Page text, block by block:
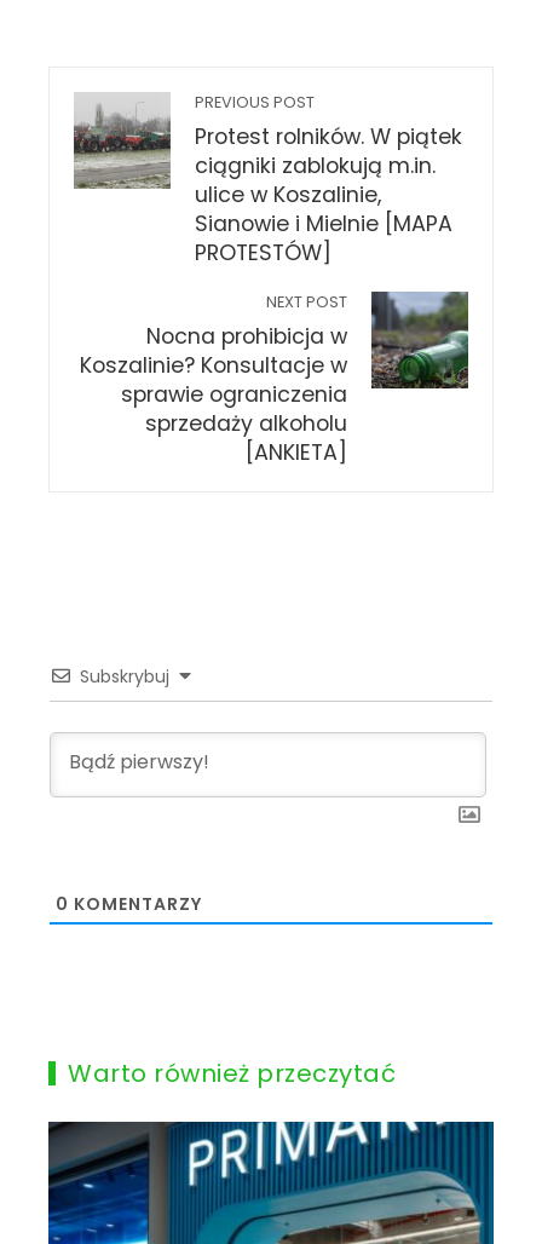
PREVIOUS POST
Protest rolników. W piątek
ciągniki zablokują m.in.
ulice w Koszalinie,
Sianowie i Mielnie [MAPA
PROTESTÓW]
NEXT POST
Nocna prohibicja w
Koszalinie? Konsultacje w
sprawie ograniczenia
sprzedaży alkoholu
[ANKIETA]
Subskrybuj
0 KOMENTARZY
Warto również przeczytać